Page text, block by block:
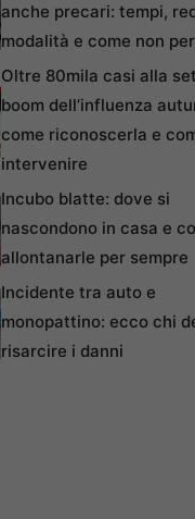
anche precari: tempi,
modalità e come non
Oltre 80mila casi alla
boom dell’influenza
come riconoscerla e
intervenire
Incubo blatte: dove si
nascondono in casa e
allontanarle per sempre
Incidente tra auto e
monopattino: ecco chi
risarcire i danni